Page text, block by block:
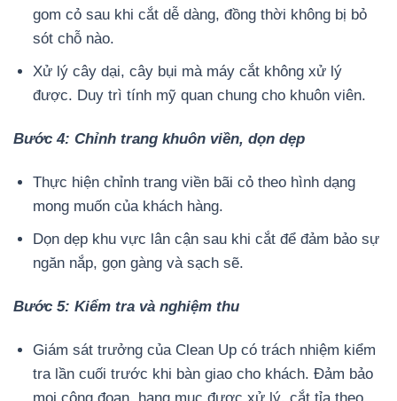
gom cỏ sau khi cắt dễ dàng, đồng thời không bị bỏ
sót chỗ nào.
Xử lý cây dại, cây bụi mà máy cắt không xử lý
được. Duy trì tính mỹ quan chung cho khuôn viên.
Bước 4: Chỉnh trang khuôn viền, dọn dẹp
Thực hiện chỉnh trang viền bãi cỏ theo hình dạng
mong muốn của khách hàng.
Dọn dẹp khu vực lân cận sau khi cắt để đảm bảo sự
ngăn nắp, gọn gàng và sạch sẽ.
Bước 5: Kiểm tra và nghiệm thu
Giám sát trưởng của Clean Up có trách nhiệm kiểm
tra lần cuối trước khi bàn giao cho khách. Đảm bảo